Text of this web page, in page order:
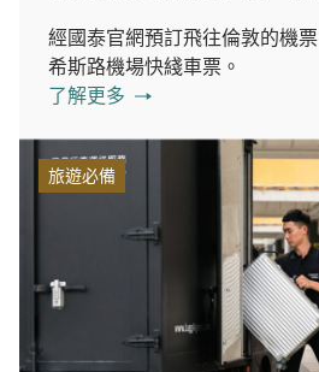
經國泰官網預訂飛往倫敦的機
希斯路機場快綫車票。
了解更多
旅遊必備